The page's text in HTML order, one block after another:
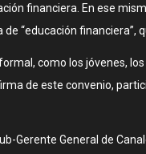
financiera. En ese
“educación
como los jóvenes,
de este convenio,
Gerente General de